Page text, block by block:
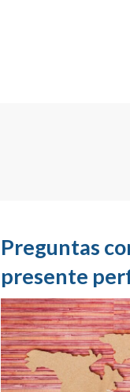
Preguntas
presente